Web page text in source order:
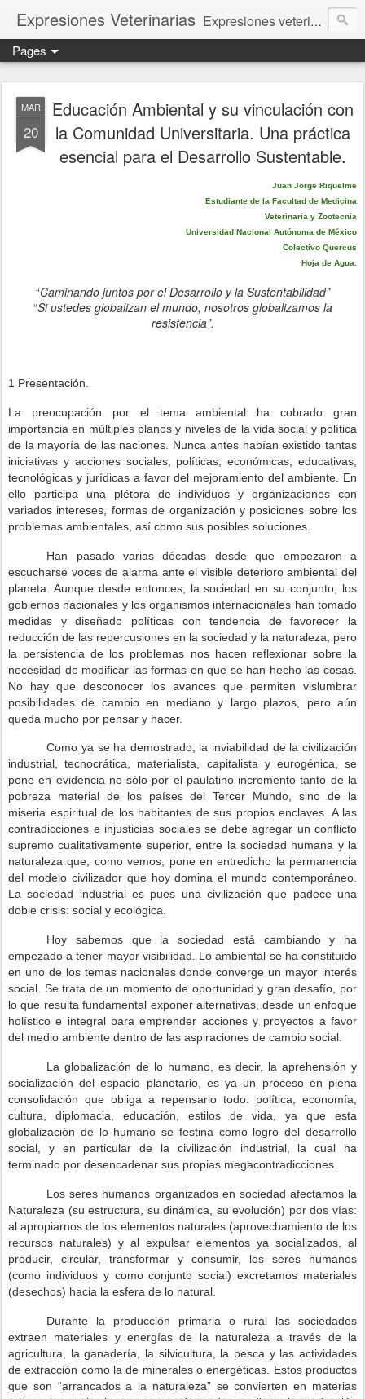
Expresiones Veterinarias Expresiones veterinarias es una publicación en linea de la biblioteca de la Facultad de Veterinaria y Zootecnia de la UNAM
Pages
MAR
20
Educación Ambiental y su vinculación con
la Comunidad Universitaria. Una práctica
esencial para el Desarrollo Sustentable.
Juan Jorge Riquelme
Estudiante de la Facultad de Medicina
Veterinaria y Zootecnia
Universidad Nacional Autónoma de México
Colectivo Quercus
Hoja de Agua.
“Caminando juntos por el Desarrollo y la Sustentabilidad”
“Si ustedes globalizan el mundo, nosotros globalizamos la
resistencia”.
1 Presentación.
La preocupación por el tema ambiental ha cobrado gran
importancia en múltiples planos y niveles de la vida social y política
de la mayoría de las naciones. Nunca antes habían existido tantas
iniciativas y acciones sociales, políticas, económicas, educativas,
tecnológicas y jurídicas a favor del mejoramiento del ambiente. En
ello participa una plétora de individuos y organizaciones con
variados intereses, formas de organización y posiciones sobre los
problemas ambientales, así como sus posibles soluciones.
Han pasado varias décadas desde que empezaron a
escucharse voces de alarma ante el visible deterioro ambiental del
planeta. Aunque desde entonces, la sociedad en su conjunto, los
gobiernos nacionales y los organismos internacionales han tomado
medidas y diseñado políticas con tendencia de favorecer la
reducción de las repercusiones en la sociedad y la naturaleza, pero
la persistencia de los problemas nos hacen reflexionar sobre la
necesidad de modificar las formas en que se han hecho las cosas.
No hay que desconocer los avances que permiten vislumbrar
posibilidades de cambio en mediano y largo plazos, pero aún
queda mucho por pensar y hacer.
Como ya se ha demostrado, la inviabilidad de la civilización
industrial, tecnocrática, materialista, capitalista y eurogénica, se
pone en evidencia no sólo por el paulatino incremento tanto de la
pobreza material de los países del Tercer Mundo, sino de la
miseria espiritual de los habitantes de sus propios enclaves. A las
contradicciones e injusticias sociales se debe agregar un conflicto
supremo cualitativamente superior, entre la sociedad humana y la
naturaleza que, como vemos, pone en entredicho la permanencia
del modelo civilizador que hoy domina el mundo contemporáneo.
La sociedad industrial es pues una civilización que padece una
doble crisis: social y ecológica.
Hoy sabemos que la sociedad está cambiando y ha
empezado a tener mayor visibilidad. Lo ambiental se ha constituido
en uno de los temas nacionales donde converge un mayor interés
social. Se trata de un momento de oportunidad y gran desafío, por
lo que resulta fundamental exponer alternativas, desde un enfoque
holístico e integral para emprender acciones y proyectos a favor
del medio ambiente dentro de las aspiraciones de cambio social.
La globalización de lo humano, es decir, la aprehensión y
socialización del espacio planetario, es ya un proceso en plena
consolidación que obliga a repensarlo todo: política, economía,
cultura, diplomacia, educación, estilos de vida, ya que esta
globalización de lo humano se festina como logro del desarrollo
social, y en particular de la civilización industrial, la cual ha
terminado por desencadenar sus propias megacontradicciones.
Los seres humanos organizados en sociedad afectamos la
Naturaleza (su estructura, su dinámica, su evolución) por dos vías:
al apropiarnos de los elementos naturales (aprovechamiento de los
recursos naturales) y al expulsar elementos ya socializados, al
producir, circular, transformar y consumir, los seres humanos
(como individuos y como conjunto social) excretamos materiales
(desechos) hacia la esfera de lo natural.
Durante la producción primaria o rural las sociedades
extraen materiales y energías de la naturaleza a través de la
agricultura, la ganadería, la silvicultura, la pesca y las actividades
de extracción como la de minerales o energéticas. Estos productos
que son “arrancados a la naturaleza” se convierten en materias